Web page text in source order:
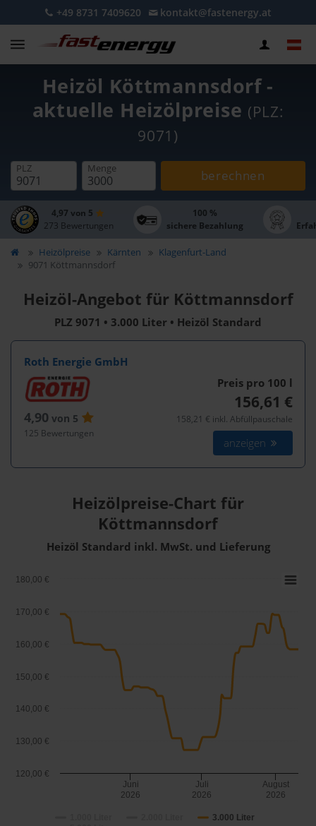
+49 8731 7409620 kontakt@fastenergy.at
Heizöl Köttmannsdorf -
aktuelle Heizölpreise (PLZ:
9071)
PLZ Menge berechnen
4,97 von 5
273 Bewertungen
100 %
sichere Bezahlung
Heizölpreise Kärnten
Klagenfurt-Land
9071 Köttmannsdorf
Heizöl-Angebot für Köttmannsdorf
PLZ 9071 • 3.000 Liter • Heizöl Standard
Roth Energie GmbH
4,90 von 5
125 Bewertungen
Preis pro 100 l
156,61 €
158,21 € inkl. Abfüllpauschale
anzeigen
Heizölpreise-Chart für
Köttmannsdorf
Heizöl Standard inkl. MwSt. und Lieferung
3.000 Liter
Juni
2026
Juli
2026
August
2026
120,00 €
130,00 €
140,00 €
150,00 €
160,00 €
170,00 €
180,00 €